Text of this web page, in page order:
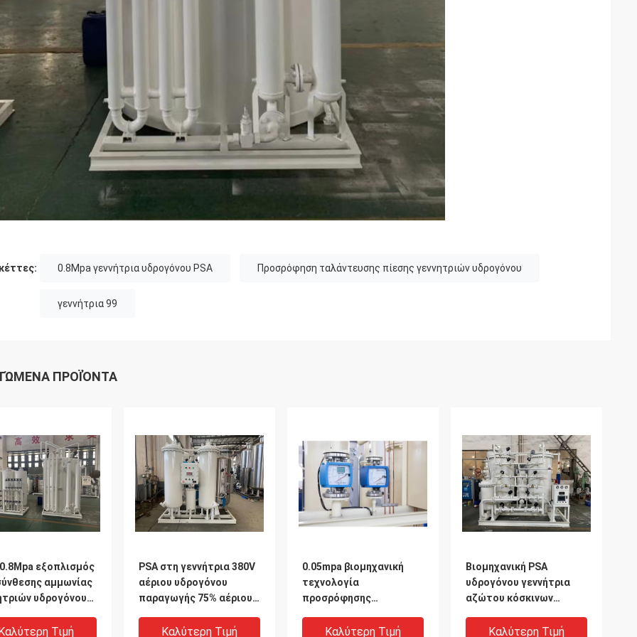
0.8Mpa γεννήτρια υδρογόνου PSA Προσρόφηση ταλάντευσης πίεσης γεννητριών υδρογόνου
γεννήτρια 99
ΠΡΟΪΌΝΤΑ
εξοπλισμός
αμμωνίας
υδρογόνου
Τιμή
PSA στη γεννήτρια 380V
αέριου υδρογόνου
παραγωγής 75% αέριου
Καλύτερη Τιμή
0.05mpa βιομηχανική
τεχνολογία
προσρόφησης
γεννητριών υδρογόνου
Καλύτερη Τιμή
Βιομηχανική PSA
υδρογόνου γεννήτρια
αζώτου κόσκινων
Καλύτερη Τιμή